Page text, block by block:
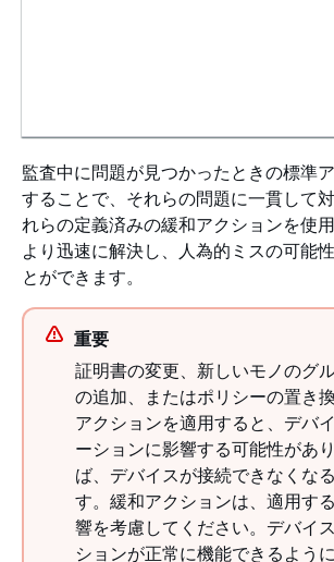
監査中に問題が見つかったときの標準
することで、それらの問題に一貫して
れらの定義済みの緩和アクションを使
より迅速に解決し、人為的ミスの可能
とができます。
重要
証明書の変更、新しいモノのグ
の追加、またはポリシーの置き
アクションを適用すると、デバ
ーションに影響する可能性があ
ば、デバイスが接続できなくな
す。緩和アクションは、適用す
響を考慮してください。デバイ
ションが正常に機能できるよう